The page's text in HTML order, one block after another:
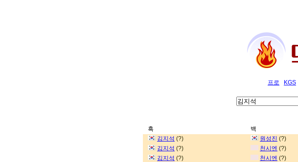
프로 KGS
흑 백
김지석 (?) 원성진 (?)
김지석 (?) 천시엔 (?)
김지석 (?) 천시엔 (?)